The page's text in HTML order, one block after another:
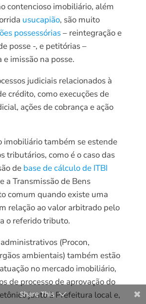
contencioso imobiliário, além
usucapião, são muito
possessórias– reintegração e
posse -, e petitórias –
imissão na posse.
judiciais relacionados à
crédito, como execuções de
ações de cobrança e ação
imobiliário também se estende
tributários, como é o caso das
de base de cálculo de ITBI
a Transmissão de Bens
comum quando existe uma
relação ao valor arbitrado pelo
o referido tributo.
(Procon,
ambientais) também estão
no mercado imobiliário,
de processo de aprovação do
junto à Prefeitura local e,
Share This